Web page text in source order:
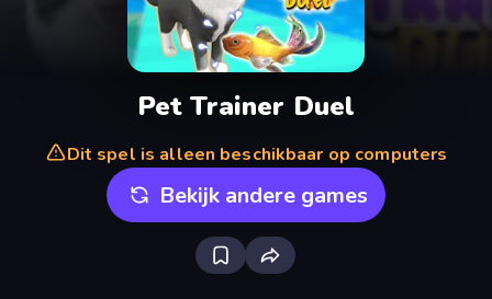
Pet Trainer Duel
Dit spel is alleen beschikbaar op computers
Bekijk andere games